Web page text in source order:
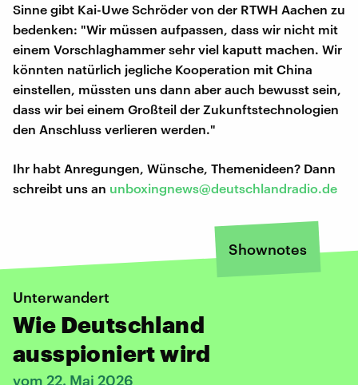
Sinne gibt Kai-Uwe Schröder von der RTWH Aachen zu
bedenken: "Wir müssen aufpassen, dass wir nicht mit
einem Vorschlaghammer sehr viel kaputt machen. Wir
könnten natürlich jegliche Kooperation mit China
einstellen, müssten uns dann aber auch bewusst sein,
dass wir bei einem Großteil der Zukunftstechnologien
den Anschluss verlieren werden."
Ihr habt Anregungen, Wünsche, Themenideen? Dann
schreibt uns an unboxingnews@deutschlandradio.de
Shownotes
Unterwandert
Wie Deutschland
ausspioniert wird
vom 22. Mai 2026